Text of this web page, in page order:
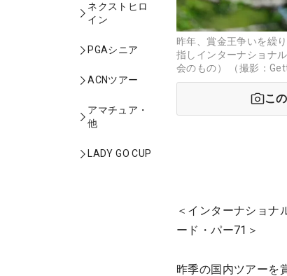
ネクストヒロ
イン
PGAシニア
ACNツアー
アマチュア・
他
LADY GO CUP
昨年、賞金王争いを繰
指しインターナショナ
会のもの） （撮影：
こ
＜インターナショ
ード・パー71＞
昨季の国内ツアーを